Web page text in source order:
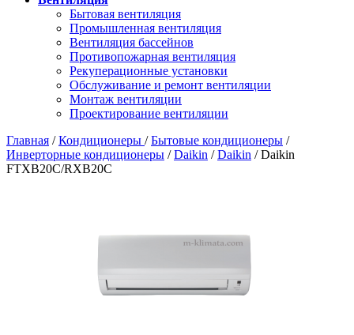
Бытовая вентиляция
Промышленная вентиляция
Вентиляция бассейнов
Противопожарная вентиляция
Рекуперационные установки
Обслуживание и ремонт вентиляции
Монтаж вентиляции
Проектирование вентиляции
Главная /Кондиционеры /Бытовые кондиционеры /
Инверторные кондиционеры /Daikin /Daikin / Daikin
FTXB20C/RXB20C